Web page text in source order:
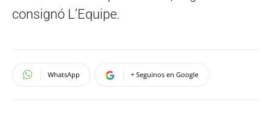
consignó L’Equipe.
WhatsApp + Seguinos en Google